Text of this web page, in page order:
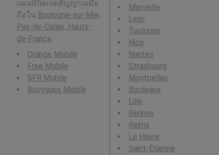
แผนที่บิตเรตสัญญาณมือ
ถือใน Boulogne-sur-Mer,
Pas-de-Calais, Hauts-
de-France
Orange Mobile
Free Mobile
SFR Mobile
Bouygues Mobile
Marseille
Lyon
Toulouse
Nice
Nantes
Strasbourg
Montpellier
Bordeaux
Lille
Rennes
Reims
Le Havre
Saint-Étienne